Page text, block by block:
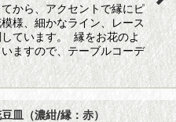
から、アクセントで縁にピ
様、細かなライン、レース
ています。 縁をお花のよ
ますので、テーブルコーデ
皿（濃紺/縁：赤）